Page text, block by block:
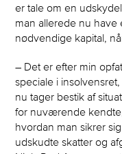
er tale om en
man allerede nu have
nødvendige kapital,
– Det er efter min
speciale i
nu tager bestik af
for nuværende
hvordan man sikrer
udskudte skatter og